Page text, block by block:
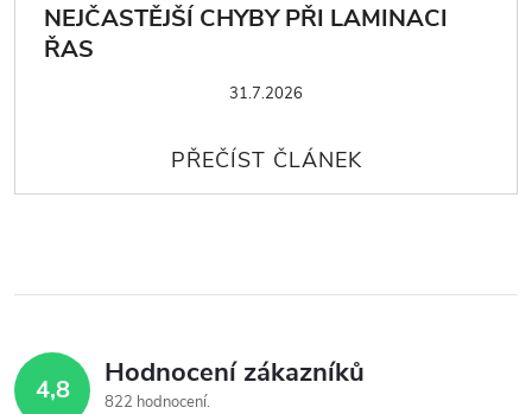
NEJČASTĚJŠÍ CHYBY PŘI LAMINACI
ŘAS
31.7.2026
4,8 Hodnocení zákazníků
822 hodnocení